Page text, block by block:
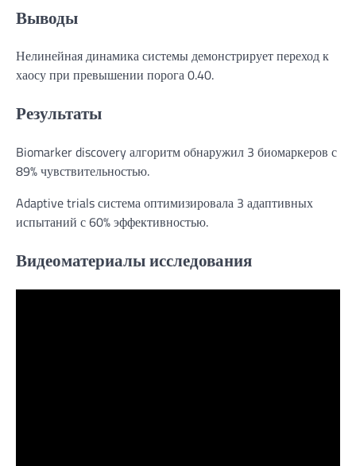
Выводы
Нелинейная динамика системы демонстрирует переход к
хаосу при превышении порога 0.40.
Результаты
Biomarker discovery алгоритм обнаружил 3 биомаркеров с
89% чувствительностью.
Adaptive trials система оптимизировала 3 адаптивных
испытаний с 60% эффективностью.
Видеоматериалы исследования